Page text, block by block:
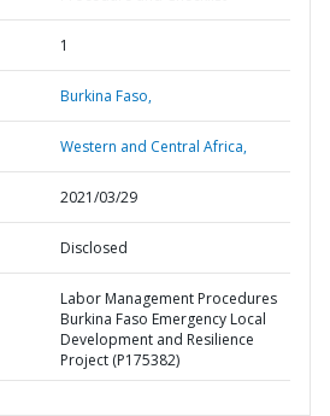
1
Burkina Faso,
Western and Central Africa,
2021/03/29
Disclosed
Labor Management Procedures
Burkina Faso Emergency Local
Development and Resilience
Project (P175382)